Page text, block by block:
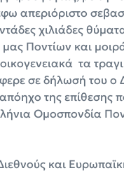
απεριόριστο
χιλιάδες
Ποντίων και
τα
σε δήλωσή του ο
της επίθεσης
Ομοσπονδία
και